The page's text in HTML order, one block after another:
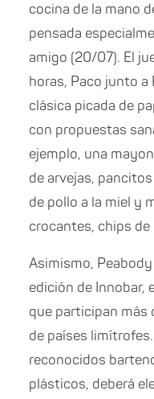
cocina de la mano
pensada
amigo (20/07). El
horas, Paco junto a
clásica picada de
con propuestas
ejemplo, una
de arvejas,
de pollo a la miel y
crocantes, chips
Asimismo,
edición de Innobar,
que participan más
de países
reconocidos
plásticos, deberá